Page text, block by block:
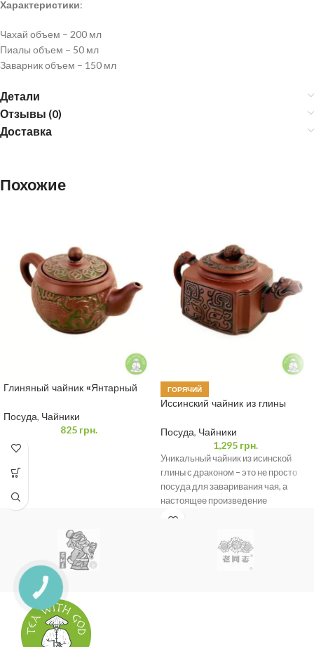
Характеристики:
Чахай объем – 200 мл
Пиалы объем – 50 мл
Заварник объем – 150 мл
Детали
Отзывы (0)
Доставка
Похожие
Глиняный чайник «Янтарный
Посуда, Чайники
825грн.
ГОРЯЧИЙ
Иссинский чайник из глины
Посуда, Чайники
1,295 грн.
Уникальный чайник из исинской
глины с драконом – это не просто
посуда для заваривания чая, а
настоящее произведение
искусства. Он
КНОПКА
ЗВ'ЯЗКУ